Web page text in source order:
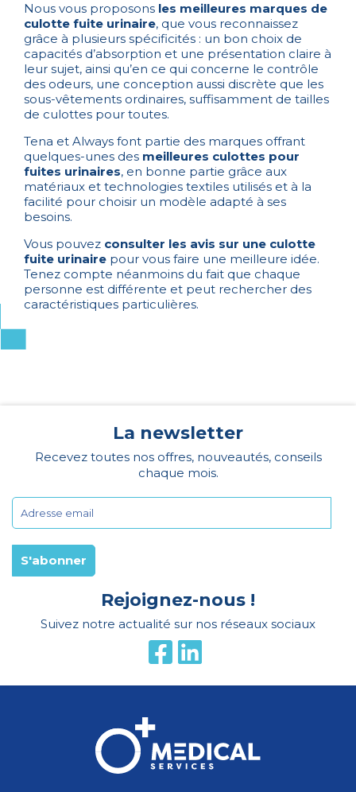
Nous vous proposons les meilleures marques de
culotte fuite urinaire, que vous reconnaissez
grâce à plusieurs spécificités : un bon choix de
capacités d’absorption et une présentation claire à
leur sujet, ainsi qu’en ce qui concerne le contrôle
des odeurs, une conception aussi discrète que les
sous-vêtements ordinaires, suffisamment de tailles
de culottes pour toutes.
Tena et Always font partie des marques offrant
quelques-unes des meilleures culottes pour
fuites urinaires, en bonne partie grâce aux
matériaux et technologies textiles utilisés et à la
facilité pour choisir un modèle adapté à ses
besoins.
Vous pouvez consulter les avis sur une culotte
fuite urinaire pour vous faire une meilleure idée.
Tenez compte néanmoins du fait que chaque
personne est différente et peut rechercher des
caractéristiques particulières.
La newsletter
Recevez toutes nos offres, nouveautés, conseils
chaque mois.
Rejoignez-nous !
Suivez notre actualité sur nos réseaux sociaux